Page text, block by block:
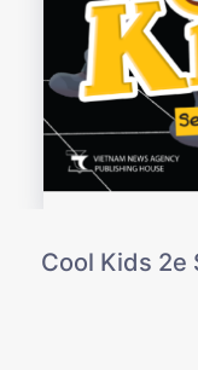
Cool Kids 2e